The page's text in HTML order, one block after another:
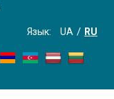
Язык: UA RU